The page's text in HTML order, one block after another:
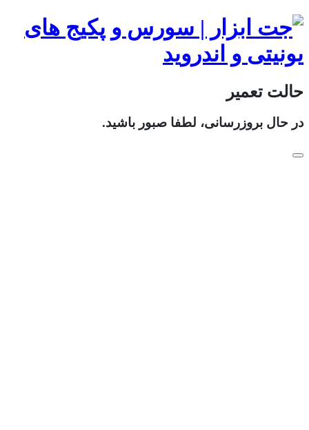
حالت تعمیر
در حال بروزرسانی، لطفا صبور باشید.